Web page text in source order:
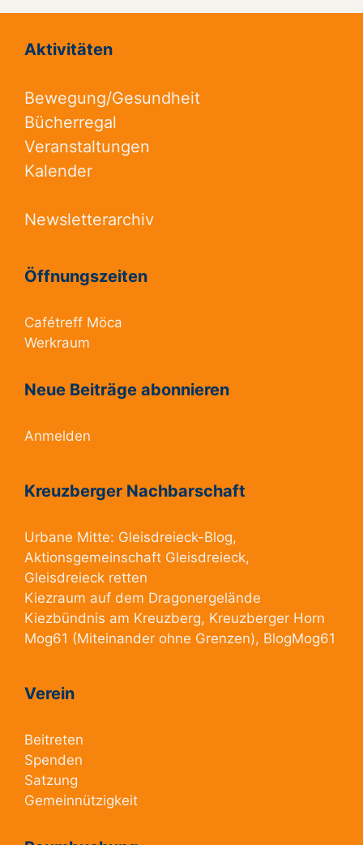
Aktivitäten
Bewegung/Gesundheit
Bücherregal
Veranstaltungen
Kalender
Newsletterarchiv
Öffnungszeiten
Cafétreff Möca
Werkraum
Neue Beiträge abonnieren
Anmelden
Kreuzberger Nachbarschaft
Urbane Mitte: Gleisdreieck-Blog,
Aktionsgemeinschaft Gleisdreieck,
Gleisdreieck retten
Kiezraum auf dem Dragonergelände
Kiezbündnis am Kreuzberg, Kreuzberger Horn
Mog61 (Miteinander ohne Grenzen), BlogMog61
Verein
Beitreten
Spenden
Satzung
Gemeinnützigkeit